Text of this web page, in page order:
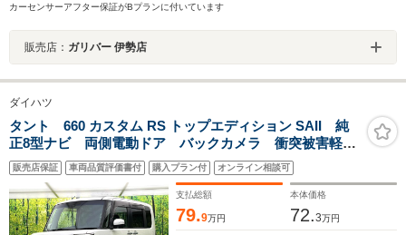
カーセンサーアフター保証がBプランに付いています
販売店： ガリバー 伊勢店
ダイハツ
タント 660 カスタム RS トップエディション SAII 純
正8型ナビ 両側電動ドア バックカメラ 衝突被害軽減
システム 禁煙車 ハーフレザーシート ドラレコ ス
マートキー LEDヘッド ETC 純正15インチアルミ
オートライト オートエアコン
販売店保証 車両品質評価書付 購入プラン付 オンライン相談可
支払総額
79.9万円
本体価格
72.3万円